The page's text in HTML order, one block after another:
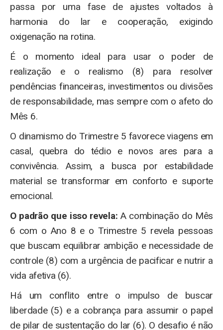
passa por uma fase de ajustes voltados à
harmonia do lar e cooperação, exigindo
oxigenação na rotina.
É o momento ideal para usar o poder de
realização e o realismo (8) para resolver
pendências financeiras, investimentos ou divisões
de responsabilidade, mas sempre com o afeto do
Mês 6.
O dinamismo do Trimestre 5 favorece viagens em
casal, quebra do tédio e novos ares para a
convivência. Assim, a busca por estabilidade
material se transformar em conforto e suporte
emocional.
O padrão que isso revela: A combinação do Mês
6 com o Ano 8 e o Trimestre 5 revela pessoas
que buscam equilibrar ambição e necessidade de
controle (8) com a urgência de pacificar e nutrir a
vida afetiva (6).
Há um conflito entre o impulso de buscar
liberdade (5) e a cobrança para assumir o papel
de pilar de sustentação do lar (6). O desafio é não